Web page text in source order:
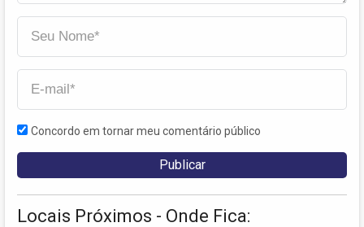
Concordo em tornar meu comentário público
Locais Próximos - Onde Fica: